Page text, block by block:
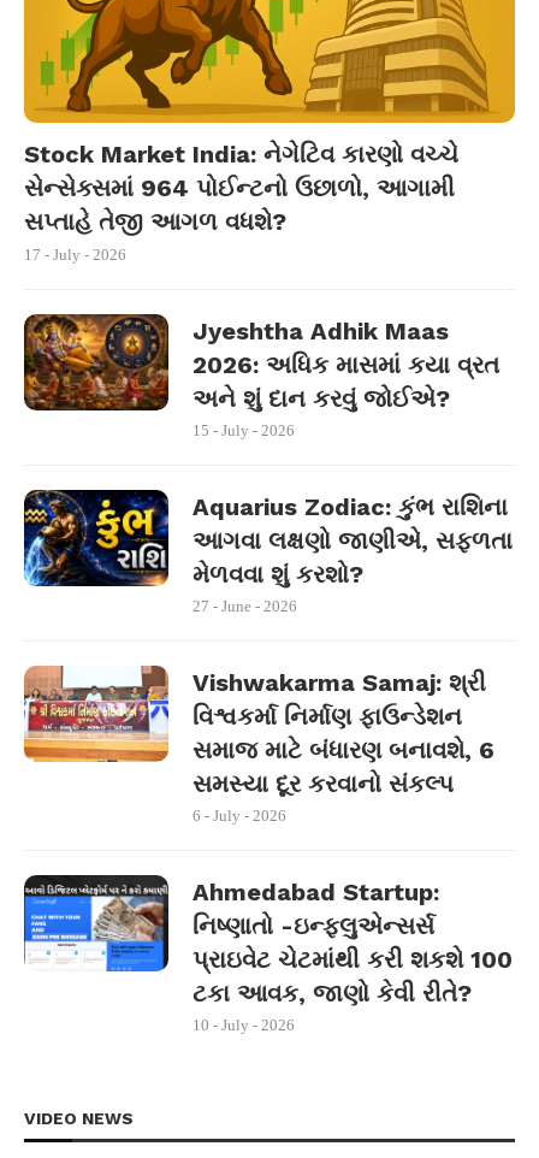
Stock Market India: નેગેટિવ કારણો વચ્ચે
સેન્સેક્સમાં 964 પોઈન્ટનો ઉછાળો, આગામી
સપ્તાહે તેજી આગળ વધશે?
17 - July - 2026
Jyeshtha Adhik Maas
2026: અધિક માસમાં કયા વ્રત
અને શું દાન કરવું જોઈએ?
15 - July - 2026
Aquarius Zodiac: કુંભ રાશિના
આગવા લક્ષણો જાણીએ, સફળતા
મેળવવા શું કરશો?
27 - June - 2026
Vishwakarma Samaj: શ્રી
વિશ્વકર્મા નિર્માણ ફાઉન્ડેશન
સમાજ માટે બંધારણ બનાવશે, 6
સમસ્યા દૂર કરવાનો સંકલ્પ
6 - July - 2026
Ahmedabad Startup:
નિષ્ણાતો -ઇન્ફ્લુએન્સર્સ
પ્રાઇવેટ ચેટમાંથી કરી શકશે 100
ટકા આવક, જાણો કેવી રીતે?
10 - July - 2026
VIDEO NEWS